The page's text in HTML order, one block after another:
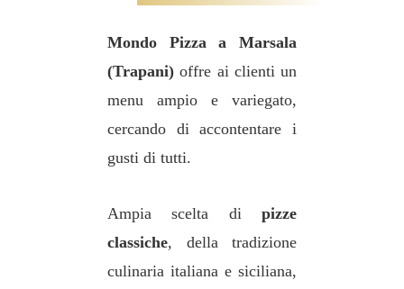
Mondo Pizza a Marsala
(Trapani) offre ai clienti un
menu ampio e variegato,
cercando di accontentare i
gusti di tutti.
Ampia scelta di pizze
classiche, della tradizione
culinaria italiana e siciliana,